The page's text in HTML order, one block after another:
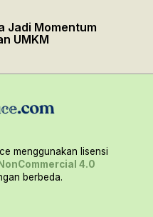
Jadi Momentum
UMKM
menggunakan lisensi
4.0
berbeda.